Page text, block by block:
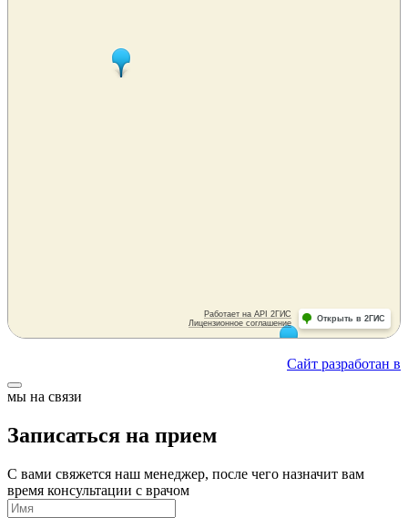
Сайт разработан в
мы на связи
Записаться на прием
С вами свяжется наш менеджер, после чего назначит вам
время консультации с врачом